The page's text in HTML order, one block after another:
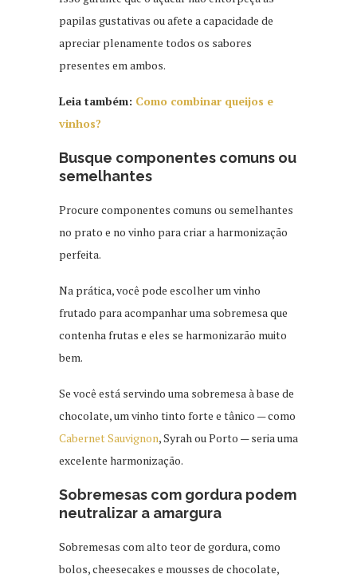
papilas gustativas ou afete a capacidade de
apreciar plenamente todos os sabores
presentes em ambos.
Leia também: Como combinar queijos e
vinhos?
Busque componentes comuns ou
semelhantes
Procure componentes comuns ou semelhantes
no prato e no vinho para criar a harmonização
perfeita.
Na prática, você pode escolher um vinho
frutado para acompanhar uma sobremesa que
contenha frutas e eles se harmonizarão muito
bem.
Se você está servindo uma sobremesa à base de
chocolate, um vinho tinto forte e tânico — como
Cabernet Sauvignon, Syrah ou Porto — seria uma
excelente harmonização.
Sobremesas com gordura podem
neutralizar a amargura
Sobremesas com alto teor de gordura, como
bolos, cheesecakes e mousses de chocolate,